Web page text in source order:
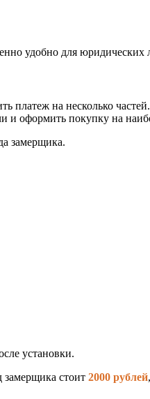
удобно для юридических
платеж на несколько частей.
и оформить покупку на
замерщика.
установки.
замерщика стоит 2000 рублей